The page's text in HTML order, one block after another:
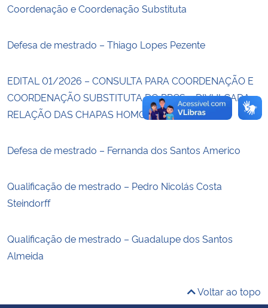
Banco Central do Brasil
Coordenação e Coordenação Substituta
Defesa de mestrado – Thiago Lopes Pezente
EDITAL 01/2026 – CONSULTA PARA COORDENAÇÃO E
COORDENAÇÃO SUBSTITUTA DO PPCS – DIVULGADA
RELAÇÃO DAS CHAPAS HOMOLOGADAS
Defesa de mestrado – Fernanda dos Santos Americo
Qualificação de mestrado – Pedro Nicolás Costa
Steindorff
Qualificação de mestrado – Guadalupe dos Santos
Almeida
Voltar ao topo